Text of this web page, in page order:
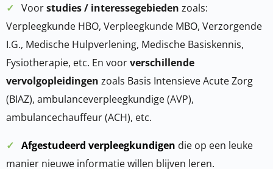
✓ Voorstudies / interessegebieden zoals:
Verpleegkunde HBO, Verpleegkunde MBO, Verzorgende
I.G., Medische Hulpverlening, Medische Basiskennis,
Fysiotherapie, etc. En voorverschillende
vervolgopleidingen zoals Basis Intensieve Acute Zorg
(BIAZ), ambulanceverpleegkundige (AVP),
ambulancechauffeur (ACH), etc.
✓ Afgestudeerd verpleegkundigen die op een leuke
manier nieuwe informatie willen blijven leren.